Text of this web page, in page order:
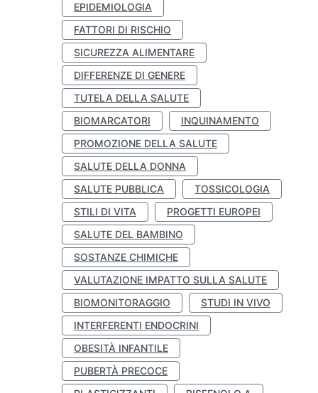
EPIDEMIOLOGIA
FATTORI DI RISCHIO
SICUREZZA ALIMENTARE
DIFFERENZE DI GENERE
TUTELA DELLA SALUTE
BIOMARCATORI
INQUINAMENTO
PROMOZIONE DELLA SALUTE
SALUTE DELLA DONNA
SALUTE PUBBLICA
TOSSICOLOGIA
STILI DI VITA
PROGETTI EUROPEI
SALUTE DEL BAMBINO
SOSTANZE CHIMICHE
VALUTAZIONE IMPATTO SULLA SALUTE
BIOMONITORAGGIO
STUDI IN VIVO
INTERFERENTI ENDOCRINI
OBESITÀ INFANTILE
PUBERTÀ PRECOCE